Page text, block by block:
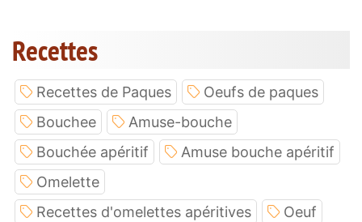
Recettes
Recettes de Paques
Oeufs de paques
Bouchee
Amuse-bouche
Bouchée apéritif
Amuse bouche apéritif
Omelette
Recettes d'omelettes apéritives
Oeuf